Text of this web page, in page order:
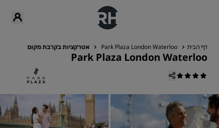
דף הבית Park Plaza London Waterloo אטרקציות בקרבת מקום
Park Plaza London Waterloo